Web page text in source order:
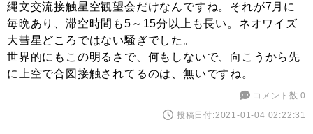
縄文交流接触星空観望会だけなんですね。それが7月に
毎晩あり、滞空時間も5～15分以上も長い。ネオワイズ
大彗星どころではない騒ぎでした。
世界的にもこの明るさで、何もしないで、向こうから先
に上空で合図接触されてるのは、無いですね。
コメント数:0
投稿日付:2021-01-04 02:22:31